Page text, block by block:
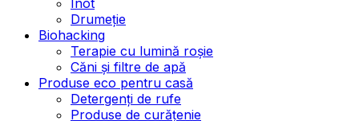
Drumeție
Biohacking
Terapie cu lumină roșie
Căni și filtre de apă
Produse eco pentru casă
Detergenți de rufe
Produse de curățenie